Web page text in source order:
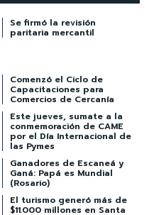
Se firmó la revisión
paritaria mercantil
Comenzó el Ciclo de
Capacitaciones para
Comercios de Cercanía
Este jueves, sumate a la
conmemoración de CAME
por el Día Internacional de
las Pymes
Ganadores de Escaneá y
Ganá: Papá es Mundial
(Rosario)
El turismo generó más de
$11.000 millones en Santa